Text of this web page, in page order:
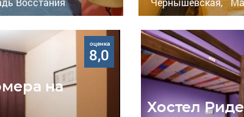
оценка
8,0
на
Хостел